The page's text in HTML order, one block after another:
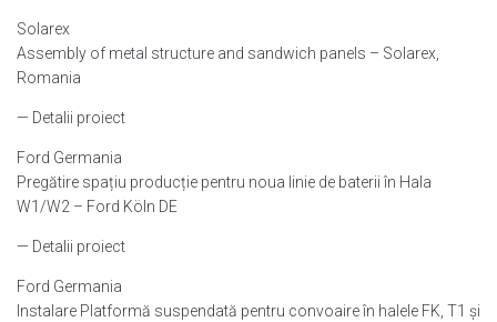
Solarex
Assembly of metal structure and sandwich panels – Solarex,
Romania
— Detalii proiect
Ford Germania
Pregătire spațiu producție pentru noua linie de baterii în Hala
W1/W2 – Ford Köln DE
— Detalii proiect
Ford Germania
Instalare Platformă suspendată pentru convoaire în halele FK, T1 și